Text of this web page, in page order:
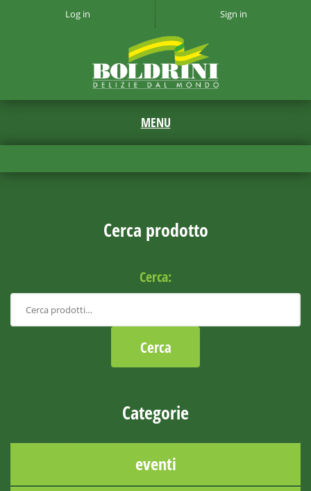
Log in Sign in
Cerca prodotto
Cerca:
Categorie
eventi